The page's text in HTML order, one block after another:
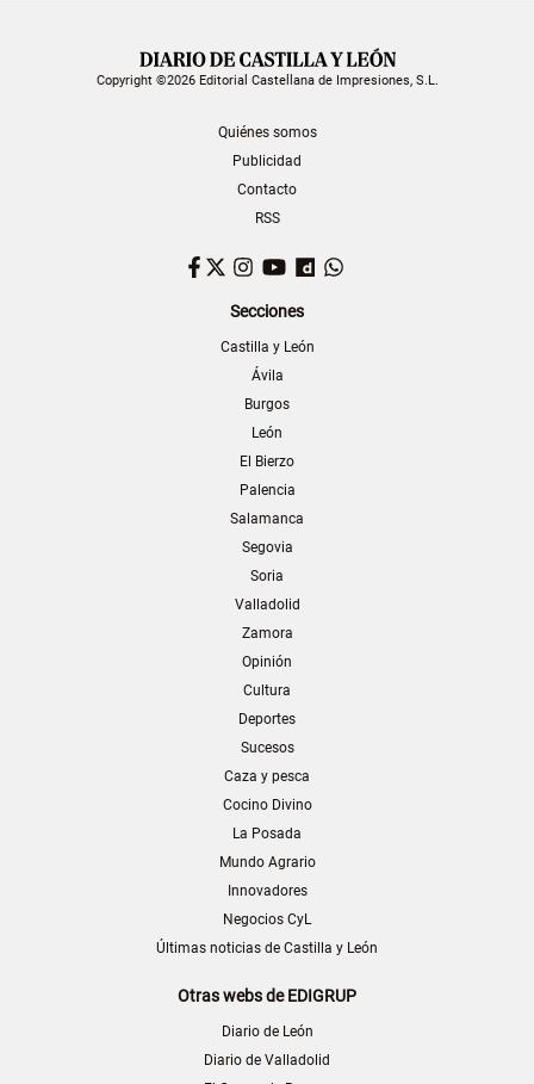
Copyright ©2026 Editorial Castellana de Impresiones, S.L.
Quiénes somos
Publicidad
Contacto
RSS
Facebook
TwitterInstagram
YouTubeDailymotion
Secciones
Castilla y León
Ávila
Burgos
León
El Bierzo
Palencia
Salamanca
Segovia
Soria
Valladolid
Zamora
Opinión
Cultura
Deportes
Sucesos
Caza y pesca
Cocino Divino
La Posada
Mundo Agrario
Innovadores
Negocios CyL
Últimas noticias de Castilla y León
Otras webs de EDIGRUP
Diario de León
Diario de Valladolid